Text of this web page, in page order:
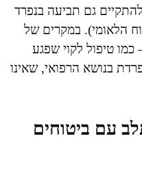
גם תביעה בנפרד
הלאומי). במקרים של
טיפול לקוי שפגע
בנושא הרפואי, שאינו
עם ביטוחים